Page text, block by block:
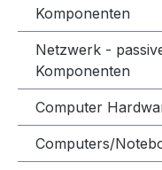
Komponenten
Netzwerk -
Komponenten
Computer
Computers/